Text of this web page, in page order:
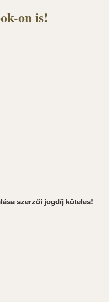
on is!
szerzői jogdíj köteles!